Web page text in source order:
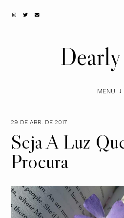
MENU
29 DE ABR. DE 2017
Seja A Luz
Procura